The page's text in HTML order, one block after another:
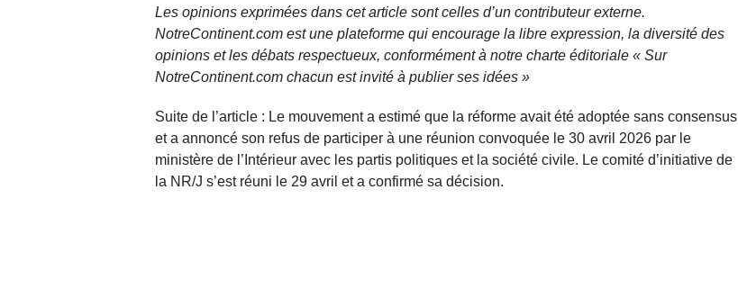
Les opinions exprimées dans cet article sont celles d’un contributeur externe.
NotreContinent.com est une plateforme qui encourage la libre expression, la diversité des
opinions et les débats respectueux, conformément à notre charte éditoriale « Sur
NotreContinent.com chacun est invité à publier ses idées »
Suite de l’article : Le mouvement a estimé que la réforme avait été adoptée sans consensus
et a annoncé son refus de participer à une réunion convoquée le 30 avril 2026 par le
ministère de l’Intérieur avec les partis politiques et la société civile. Le comité d’initiative de
la NR/J s’est réuni le 29 avril et a confirmé sa décision.